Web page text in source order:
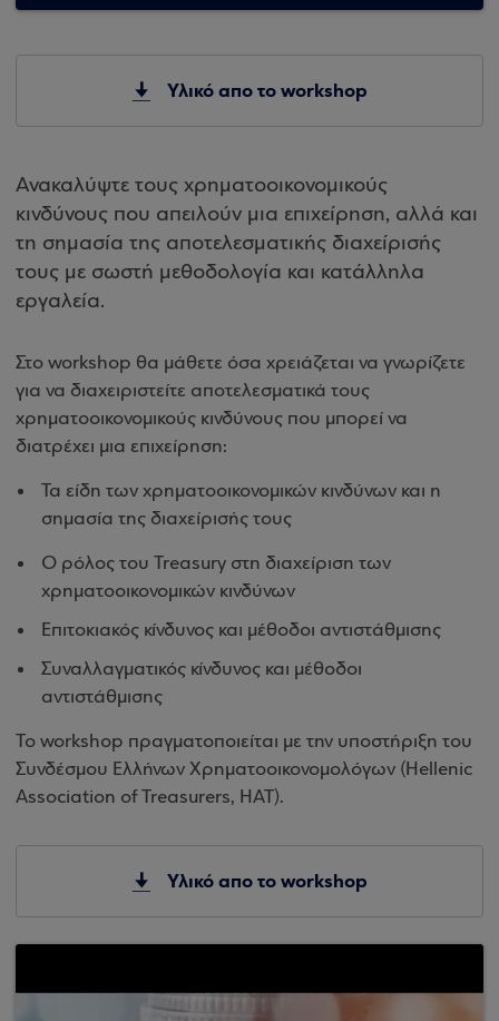
Υλικό απο το workshop
Ανακαλύψτε τους χρηματοοικονομικούς
κινδύνους που απειλούν μια επιχείρηση, αλλά και
τη σημασία της αποτελεσματικής διαχείρισής
τους με σωστή μεθοδολογία και κατάλληλα
εργαλεία.
Στο workshop θα μάθετε όσα χρειάζεται να γνωρίζετε
για να διαχειριστείτε αποτελεσματικά τους
χρηματοοικονομικούς κινδύνους που μπορεί να
διατρέχει μια επιχείρηση:
Τα είδη των χρηματοοικονομικών κινδύνων και η
σημασία της διαχείρισής τους
Ο ρόλος του Treasury στη διαχείριση των
χρηματοοικονομικών κινδύνων
Επιτοκιακός κίνδυνος και μέθοδοι αντιστάθμισης
Συναλλαγματικός κίνδυνος και μέθοδοι
αντιστάθμισης
Το workshop πραγματοποιείται με την υποστήριξη του
Συνδέσμου Ελλήνων Χρηματοοικονομολόγων (Hellenic
Association of Treasurers, HAT).
Υλικό απο το workshop